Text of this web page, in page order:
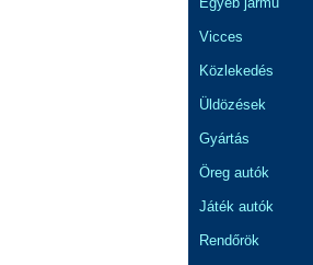
Vicces
Közlekedés
Üldözések
Gyártás
Öreg autók
Játék autók
Rendőrök